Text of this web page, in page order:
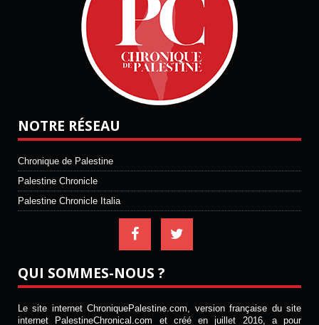
NOTRE RÉSEAU
Chronique de Palestine
Palestine Chronicle
Palestine Chronicle Italia
QUI SOMMES-NOUS ?
Le site internet ChroniquePalestine.com, version française du site
internet PalestineChronical.com et créé en juillet 2016, a pour